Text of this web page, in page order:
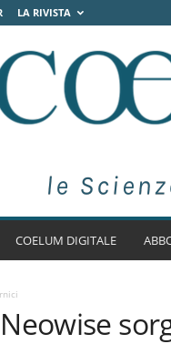
LA RIVISTA
COELUM DIGITALE